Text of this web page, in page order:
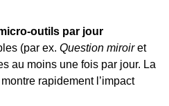
outils par jour
(par ex. Question miroiret
au moins une fois par jour. La
rapidement l’impact